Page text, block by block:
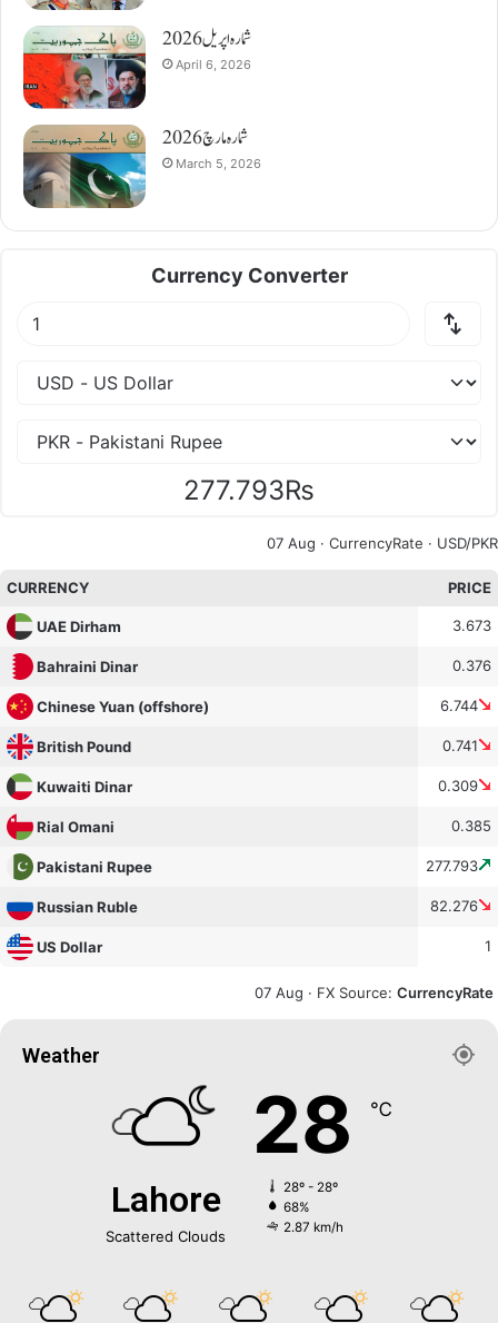
شمارہ اپریل 2026
April 6, 2026
شمارہ مارچ 2026
March 5, 2026
Currency Converter
277.793₨
07 Aug · CurrencyRate · USD/PKR
CURRENCY PRICE
UAE Dirham 3.673
Bahraini Dinar 0.376
Chinese Yuan (offshore) 6.744
British Pound 0.741
Kuwaiti Dinar 0.309
Rial Omani 0.385
Pakistani Rupee 277.793
Russian Ruble 82.276
US Dollar 1
07 Aug · FX Source: CurrencyRate
Weather
Lahore
Scattered Clouds
28 ℃
28º - 28º
68%
2.87 km/h